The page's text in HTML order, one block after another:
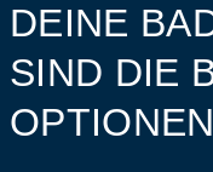
DEINE
SIND DIE
OPTIONEN